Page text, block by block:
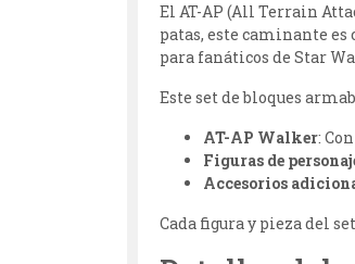
El AT-AP (All Terrain
patas, este caminante
para fanáticos de Star
Este set de bloques
AT-AP Walker:
Figuras de
Accesorios
Cada figura y pieza del